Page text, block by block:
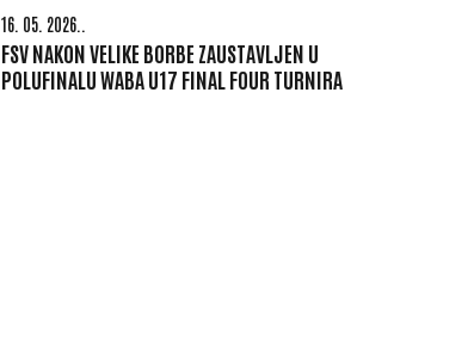
16. 05. 2026..
FSV NAKON VELIKE BORBE ZAUSTAVLJEN U
POLUFINALU WABA U17 FINAL FOUR TURNIRA